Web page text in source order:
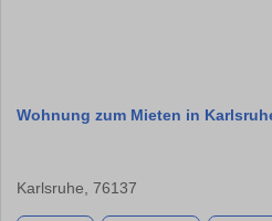
Wohnung zum Mieten in
Karlsruhe, 76137